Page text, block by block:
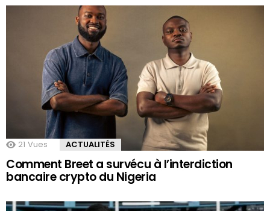
21 Vues ACTUALITÉS
Comment Breet a survécu à l’interdiction
bancaire crypto du Nigeria